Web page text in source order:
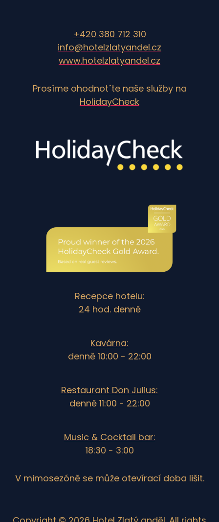
+420 380 712 310
info@hotelzlatyandel.cz
www.hotelzlatyandel.cz
Prosíme ohodnot´te naše služby na
HolidayCheck
Recepce hotelu:
24 hod. denně
Kavárna:
denně 10:00 - 22:00
Restaurant Don Julius:
denně 11:00 - 22:00
Music & Cocktail bar:
18:30 - 3:00
V mimosezóně se může otevírací doba lišit.